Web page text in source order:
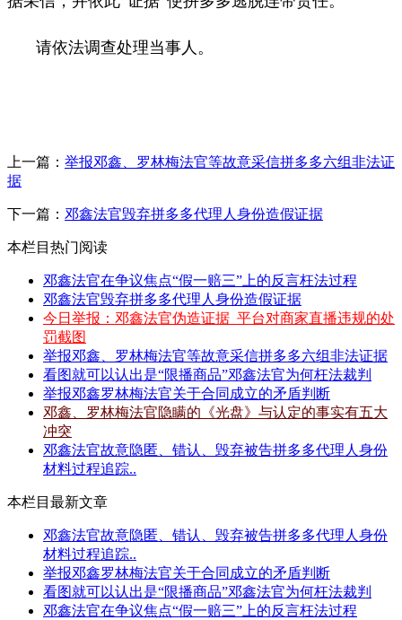
请依法调查处理当事人。
上一篇： 举报邓鑫、罗林梅法官等故意采信拼多多六组非法证
据
下一篇： 邓鑫法官毁弃拼多多代理人身份造假证据
本栏目热门阅读
邓鑫法官在争议焦点“假一赔三”上的反言枉法过程
邓鑫法官毁弃拼多多代理人身份造假证据
今日举报：邓鑫法官伪造证据_平台对商家直播违规的处
罚截图
举报邓鑫、罗林梅法官等故意采信拼多多六组非法证据
看图就可以认出是“限播商品”邓鑫法官为何枉法裁判
举报邓鑫罗林梅法官关于合同成立的矛盾判断
邓鑫、罗林梅法官隐瞒的《光盘》与认定的事实有五大
冲突
邓鑫法官故意隐匿、错认、毁弃被告拼多多代理人身份
材料过程追踪..
本栏目最新文章
邓鑫法官故意隐匿、错认、毁弃被告拼多多代理人身份
材料过程追踪..
举报邓鑫罗林梅法官关于合同成立的矛盾判断
看图就可以认出是“限播商品”邓鑫法官为何枉法裁判
邓鑫法官在争议焦点“假一赔三”上的反言枉法过程